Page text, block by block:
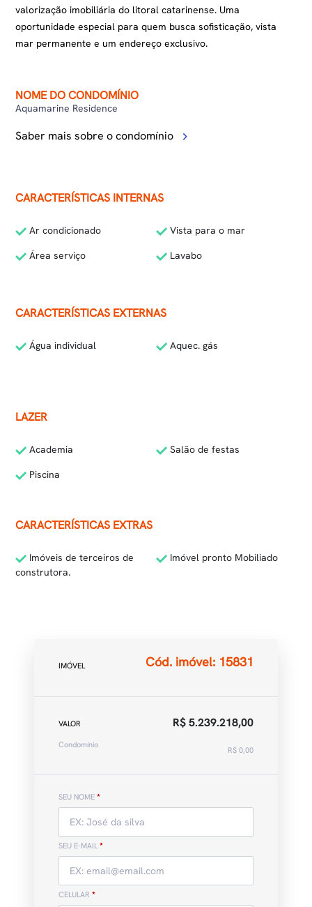
valorização imobiliária do litoral catarinense. Uma
oportunidade especial para quem busca sofisticação, vista
mar permanente e um endereço exclusivo.
NOME DO CONDOMÍNIO
Aquamarine Residence
Saber mais sobre o condomínio
CARACTERÍSTICAS INTERNAS
Ar condicionado
Vista para o mar
Área serviço
Lavabo
CARACTERÍSTICAS EXTERNAS
Água individual Aquec. gás
LAZER
Academia
Salão de festas
Piscina
CARACTERÍSTICAS EXTRAS
Imóveis de terceiros de
construtora.
Imóvel pronto Mobiliado
IMÓVEL Cód. imóvel: 15831
VALOR R$ 5.239.218,00
Condomínio
R$ 0,00
SEU NOME *
SEU E-MAIL *
CELULAR *